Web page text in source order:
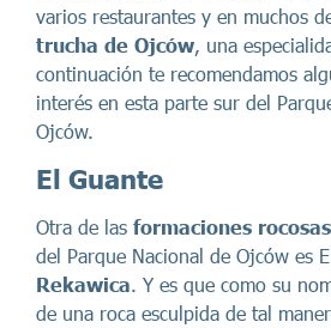
varios restaurantes y en muchos
trucha de Ojców, una
continuación te recomendamos
interés en esta parte sur del
Ojców.
El Guante
Otra de las formaciones
del Parque Nacional de Ojców es
Rekawica. Y es que como su
de una roca esculpida de tal